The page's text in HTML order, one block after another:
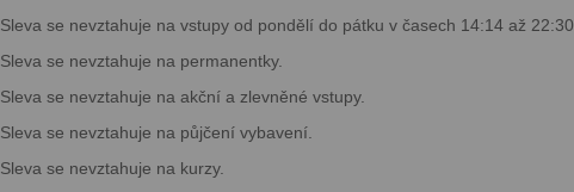
Sleva se nevztahuje na vstupy od pondělí do pátku v časech 14:14 až 22:30.
Sleva se nevztahuje na permanentky.
Sleva se nevztahuje na akční a zlevněné vstupy.
Sleva se nevztahuje na půjčení vybavení.
Sleva se nevztahuje na kurzy.